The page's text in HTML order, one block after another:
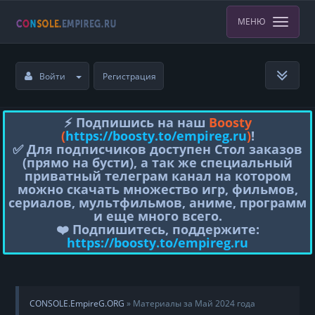
МЕНЮ
Войти Регистрация
⚡️ Подпишись на наш Boosty
(https://boosty.to/empireg.ru)!
✅ Для подписчиков доступен Стол заказов
(прямо на бусти), а так же специальный
приватный телеграм канал на котором
можно скачать множество игр, фильмов,
сериалов, мультфильмов, аниме, программ
и еще много всего.
❤️ Подпишитесь, поддержите:
https://boosty.to/empireg.ru
CONSOLE.EmpireG.ORG » Материалы за Май 2024 года